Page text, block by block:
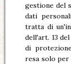
gestione del
dati
tratta di
dell'art. 13
di
resa solo